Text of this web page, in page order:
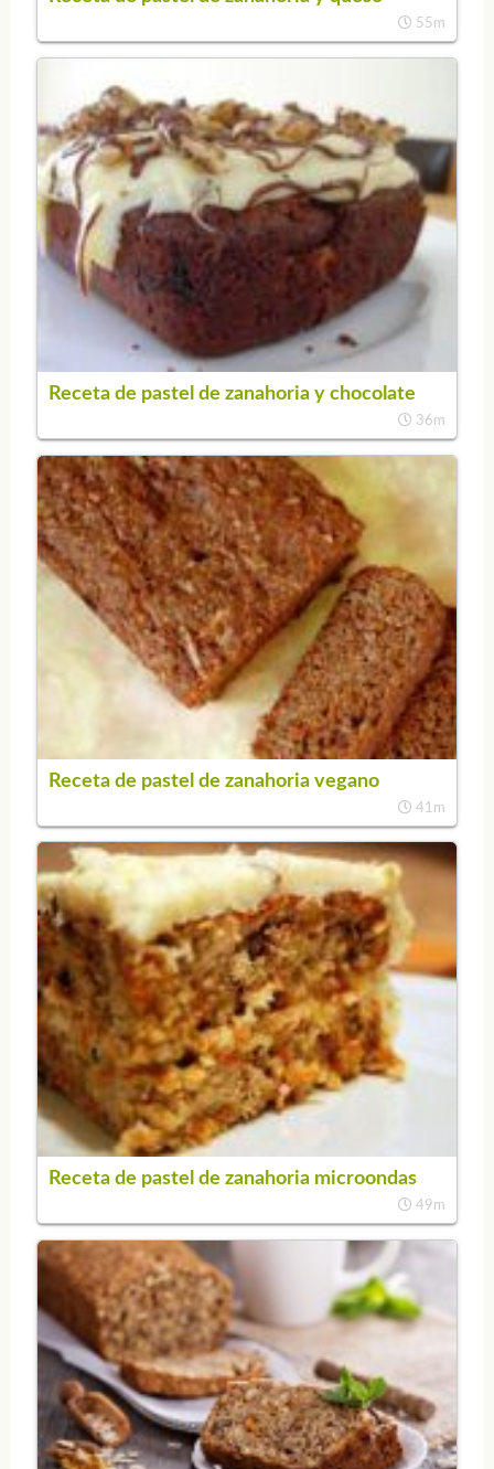
55m
Receta de pastel de zanahoria y chocolate
36m
Receta de pastel de zanahoria vegano
41m
Receta de pastel de zanahoria microondas
49m